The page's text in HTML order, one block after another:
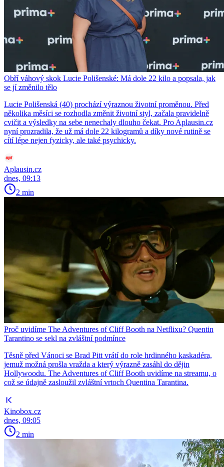
Obří váhový skok Lucie Polišenské: Má dole 22 kilo a popsala, jak
se jí změnilo tělo
Lucie Polišenská (40) prochází výraznou životní proměnou. Před
několika měsíci se rozhodla změnit životní styl, začala pravidelně
cvičit a výsledky na sebe nenechaly dlouho čekat. Pro Aplausin.cz
nyní prozradila, že už má dole 22 kilogramů a díky nové rutině se
cítí lépe nejen fyzicky, ale také psychicky.
Aplausin.cz
dnes, 09:13
2 min
Proč uvidíme The Adventures of Cliff Booth na Netflixu? Quentin
Tarantino se sekl na zvláštní podmínce
Těsně před Vánoci se Brad Pitt vrátí do role hrdinného kaskadéra,
jemuž možná prošla vražda a který výrazně zasáhl do dějin
Hollywoodu. The Adventures of Cliff Booth uvidíme na streamu, o
což se údajně zasloužil zvláštní vrtoch Quentina Tarantina.
Kinobox.cz
dnes, 09:05
2 min